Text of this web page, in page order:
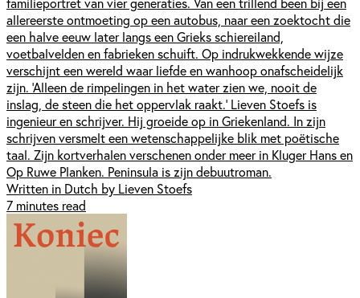
allereerste ontmoeting op een autobus, naar een zoektocht die
een halve eeuw later langs een Grieks schiereiland,
voetbalvelden en fabrieken schuift. Op indrukwekkende wijze
verschijnt een wereld waar liefde en wanhoop onafscheidelijk
zijn. ‘Alleen de rimpelingen in het water zien we, nooit de
inslag, de steen die het oppervlak raakt.’ Lieven Stoefs is
ingenieur en schrijver. Hij groeide op in Griekenland. In zijn
schrijven versmelt een wetenschappelijke blik met poëtische
taal. Zijn kortverhalen verschenen onder meer in Kluger Hans en
Op Ruwe Planken. Peninsula is zijn debuutroman.
Written in Dutch by Lieven Stoefs
7 minutes read